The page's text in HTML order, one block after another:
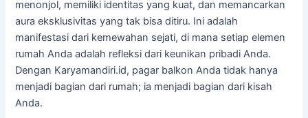
menonjol, memiliki identitas yang kuat, dan memancarkan
aura eksklusivitas yang tak bisa ditiru. Ini adalah
manifestasi dari kemewahan sejati, di mana setiap elemen
rumah Anda adalah refleksi dari keunikan pribadi Anda.
Dengan Karyamandiri.id, pagar balkon Anda tidak hanya
menjadi bagian dari rumah; ia menjadi bagian dari kisah
Anda.